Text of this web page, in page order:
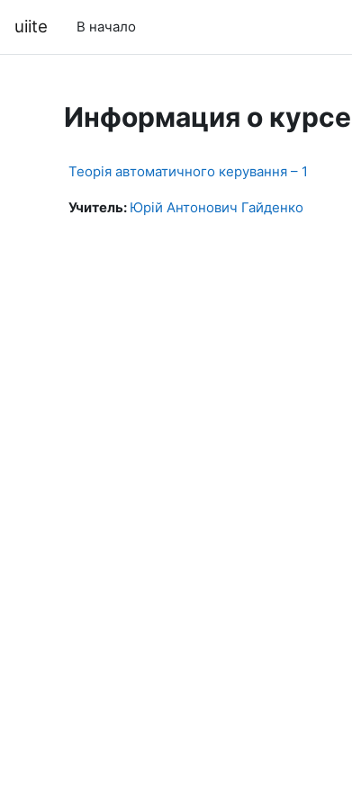
uiite В начало
Информация о курсе
Теорія автоматичного керування – 1
Учитель: Юрій Антонович Гайденко